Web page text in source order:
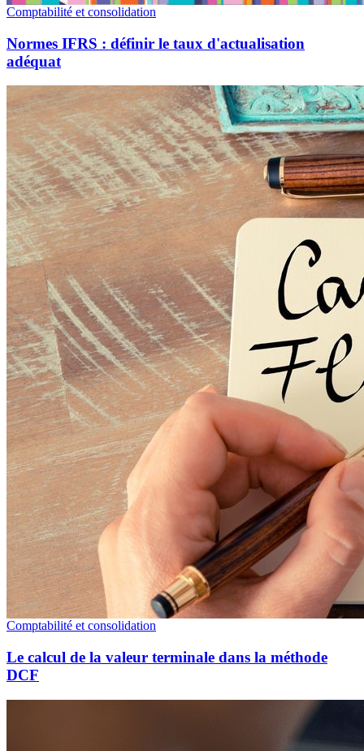
Comptabilité et consolidation
Normes IFRS : définir le taux d'actualisation
adéquat
Comptabilité et consolidation
Le calcul de la valeur terminale dans la méthode
DCF